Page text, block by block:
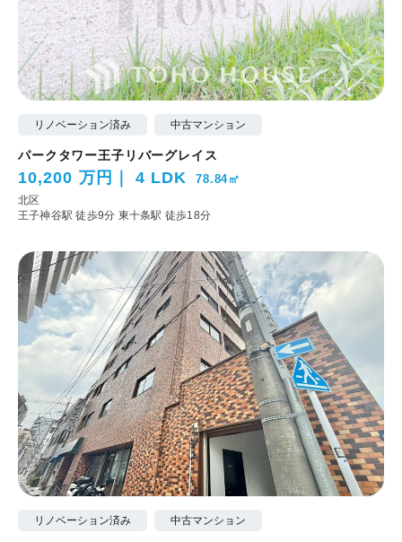
リノベーション済み 中古マンション
パークタワー王子リバーグレイス
10,200 万円 4 LDK 78.84㎡
北区
王子神谷駅 徒歩9分 東十条駅 徒歩18分
リノベーション済み 中古マンション